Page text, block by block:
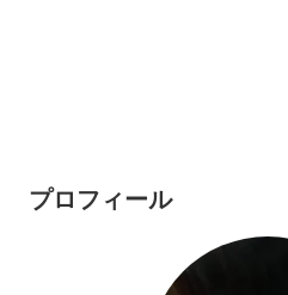
プロフィール